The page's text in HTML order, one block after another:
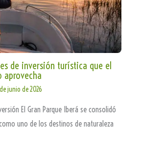
de inversión turística que el
aprovecha
junio de 2026
El Gran Parque Iberá se consolidó
uno de los destinos de naturaleza